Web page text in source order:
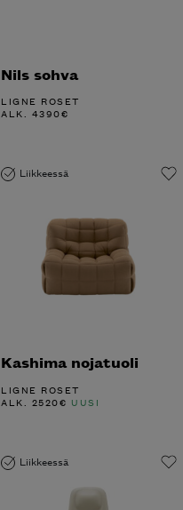
Nils sohva
LIGNE ROSET
ALK. 4390€
Liikkeessä
Kashima nojatuoli
LIGNE ROSET
ALK. 2520€ UUSI
Liikkeessä